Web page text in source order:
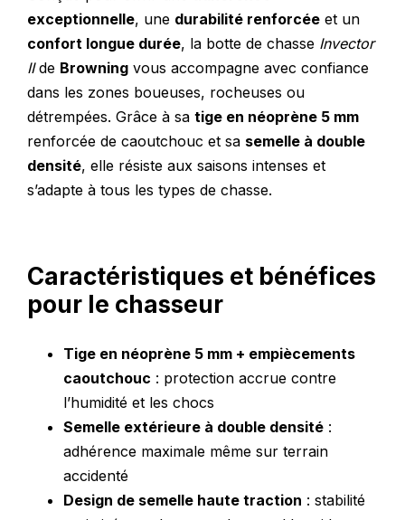
exceptionnelle, une durabilité renforcée et un
confort longue durée, la botte de chasse Invector
IIde Browning vous accompagne avec confiance
dans les zones boueuses, rocheuses ou
détrempées. Grâce à sa tige en néoprène 5 mm
renforcée de caoutchouc et sa semelle à double
densité, elle résiste aux saisons intenses et
s’adapte à tous les types de chasse.
Caractéristiques et bénéfices
pour le chasseur
Tige en néoprène 5 mm + empiècements
caoutchouc : protection accrue contre
l’humidité et les chocs
Semelle extérieure à double densité :
adhérence maximale même sur terrain
accidenté
Design de semelle haute traction : stabilité